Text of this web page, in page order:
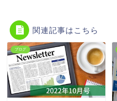
関連記事はこちら
ブログ